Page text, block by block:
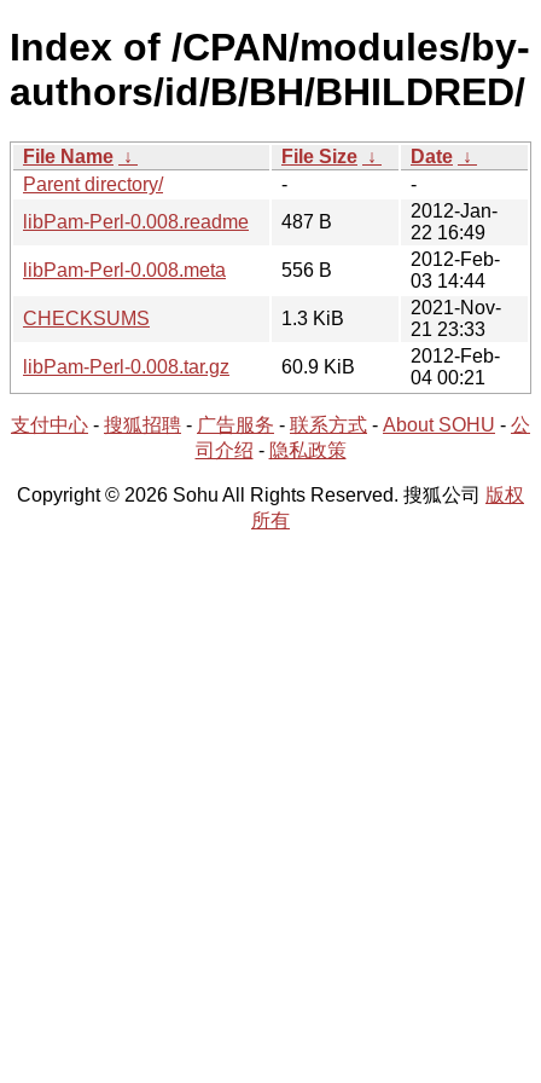
Index of /CPAN/modules/by-
authors/id/B/BH/BHILDRED/
File Name ↓ File Size ↓ Date ↓
Parent directory/
-
-
libPam-Perl-0.008.readme
487 B
2012-Jan-
22 16:49
libPam-Perl-0.008.meta
556 B
2012-Feb-
03 14:44
CHECKSUMS
1.3 KiB
2021-Nov-
21 23:33
libPam-Perl-0.008.tar.gz
60.9 KiB
2012-Feb-
04 00:21
支付中心 - 搜狐招聘 - 广告服务 - 联系方式 - About SOHU - 公
司介绍 - 隐私政策
Copyright © 2026 Sohu All Rights Reserved. 搜狐公司 版权
所有